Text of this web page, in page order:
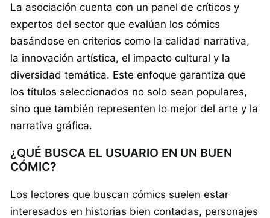
La asociación cuenta con un panel de críticos y
expertos del sector que evalúan los cómics
basándose en criterios como la calidad narrativa,
la innovación artística, el impacto cultural y la
diversidad temática. Este enfoque garantiza que
los títulos seleccionados no solo sean populares,
sino que también representen lo mejor del arte y la
narrativa gráfica.
¿QUÉ BUSCA EL USUARIO EN UN BUEN
CÓMIC?
Los lectores que buscan cómics suelen estar
interesados en historias bien contadas, personajes